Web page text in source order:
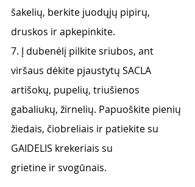
šakelių, berkite juodųjų pipirų,
druskos ir apkepinkite.
7. Į dubenėlį pilkite sriubos, ant
viršaus dėkite pjaustytų SACLA
artišokų, pupelių, triušienos
gabaliukų, žirnelių. Papuoškite pienių
žiedais, čiobreliais ir patiekite su
GAIDELIS krekeriais su
grietine ir svogūnais.